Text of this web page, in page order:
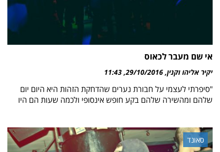
אי שם מעבר לכאוס
יקיר אליהו וקנין 29/10/2016
11:43
"סיפרתי לעצמי על חבורת נערים שהדחקת הזהות היא היום יום
שלהם ומהשירה שלהם בקע חופש אינסופי ולכמה שעות הם היו
סאונד